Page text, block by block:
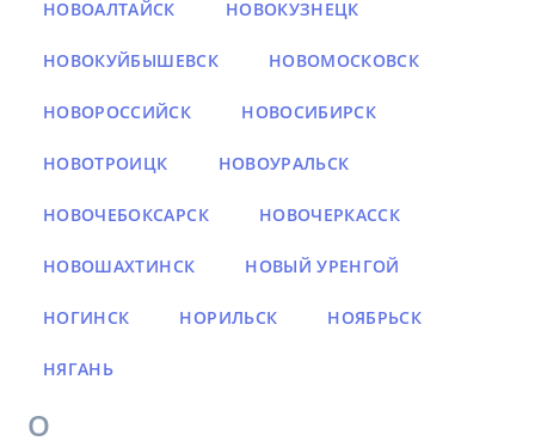
НОВОАЛТАЙСК НОВОКУЗНЕЦК
НОВОКУЙБЫШЕВСК НОВОМОСКОВСК
НОВОРОССИЙСК НОВОСИБИРСК
НОВОТРОИЦК НОВОУРАЛЬСК
НОВОЧЕБОКСАРСК НОВОЧЕРКАССК
НОВОШАХТИНСК НОВЫЙ УРЕНГОЙ
НОГИНСК НОРИЛЬСК НОЯБРЬСК
НЯГАНЬ
О